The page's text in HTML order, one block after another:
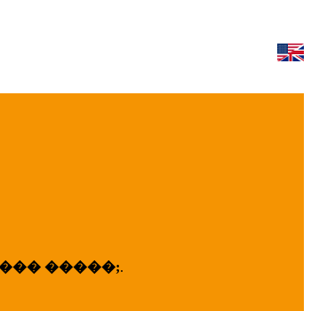
�����;.